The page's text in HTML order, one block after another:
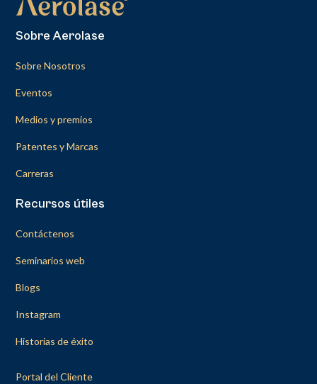
Sobre Aerolase
Sobre Nosotros
Eventos
Medios y premios
Patentes y Marcas
Carreras
Recursos útiles
Contáctenos
Seminarios web
Blogs
Instagram
Historias de éxito
Portal del Cliente